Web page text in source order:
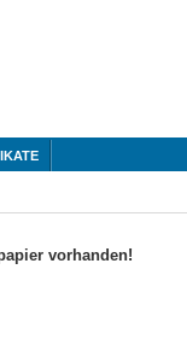
vorhanden!